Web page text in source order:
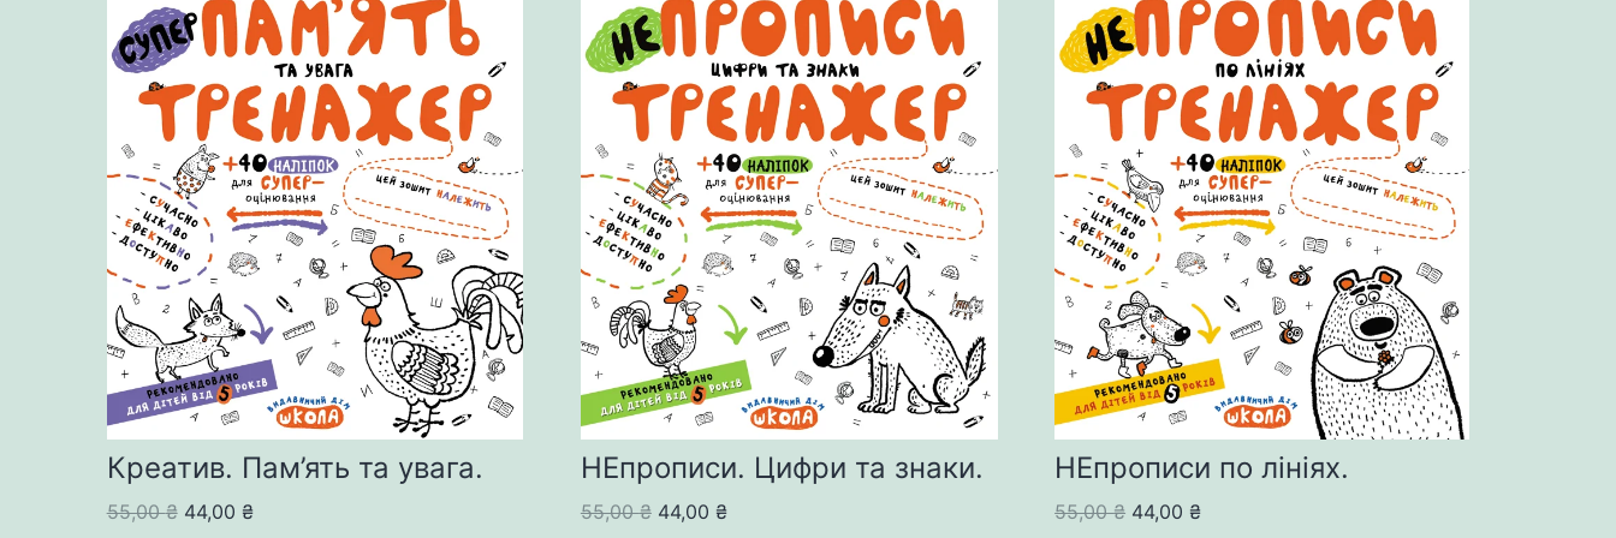
Креатив. Пам’ять та увага.
55,00₴ Original
44,00 ₴Current
НЕпрописи. Цифри та знаки.
55,00₴ Original
44,00 ₴Current
НЕпрописи по лініях.
55,00₴ Original
44,00₴Current